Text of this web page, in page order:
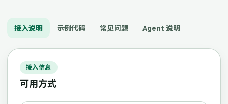
接入说明 示例代码 常见问题 Agent 说明
接入信息
可用方式